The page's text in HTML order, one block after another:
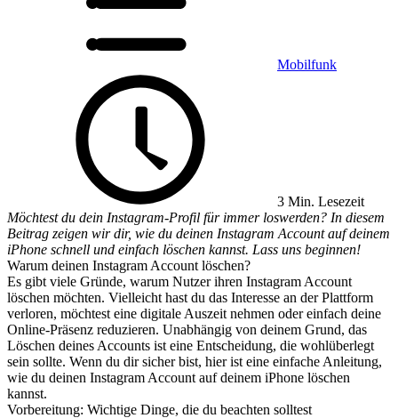
Mobilfunk
3 Min. Lesezeit
Möchtest du dein Instagram-Profil für immer loswerden? In diesem
Beitrag zeigen wir dir, wie du deinen Instagram Account auf deinem
iPhone schnell und einfach löschen kannst. Lass uns beginnen!
Warum deinen Instagram Account löschen?
Es gibt viele Gründe, warum Nutzer ihren Instagram Account
löschen möchten. Vielleicht hast du das Interesse an der Plattform
verloren, möchtest eine digitale Auszeit nehmen oder einfach deine
Online-Präsenz reduzieren. Unabhängig von deinem Grund, das
Löschen deines Accounts ist eine Entscheidung, die wohlüberlegt
sein sollte. Wenn du dir sicher bist, hier ist eine einfache Anleitung,
wie du deinen Instagram Account auf deinem iPhone löschen
kannst.
Vorbereitung: Wichtige Dinge, die du beachten solltest